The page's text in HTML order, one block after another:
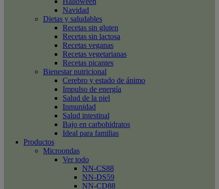
Navidad
Dietas y saludables
Recetas sin gluten
Recetas sin lactosa
Recetas veganas
Recetas vegetarianas
Recetas picantes
Bienestar nutricional
Cerebro y estado de ánimo
Impulso de energía
Salud de la piel
Inmunidad
Salud intestinal
Bajo en carbohidratos
Ideal para familias
Productos
Microondas
Ver todo
NN-CS88
NN-DS59
NN-CD88